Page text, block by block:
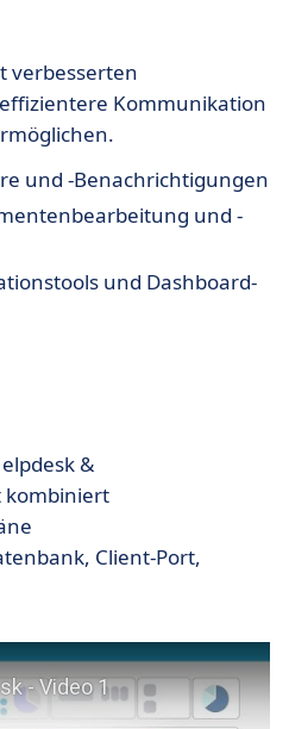
verbesserten
Kommunikation
und -Benachrichtigungen
und -
und Dashboard-
&
kombiniert
Client-Port,